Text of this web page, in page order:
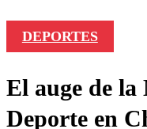
DEPORTES
El auge de la
Deporte en